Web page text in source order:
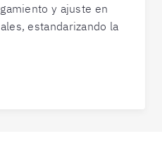
y ajuste en
estandarizando la